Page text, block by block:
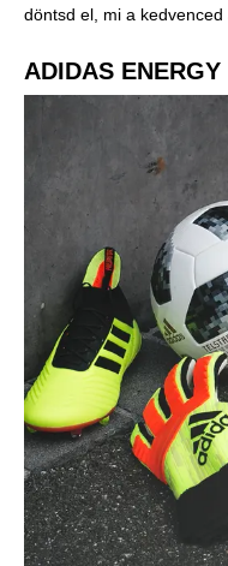
döntsd el, mi a kedvenced
ADIDAS